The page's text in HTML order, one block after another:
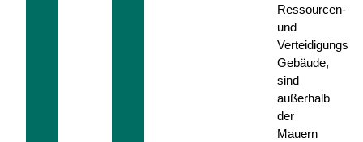
Ressourcen-
und
Verteidigungs
Gebäude,
sind
außerhalb
der
Mauern